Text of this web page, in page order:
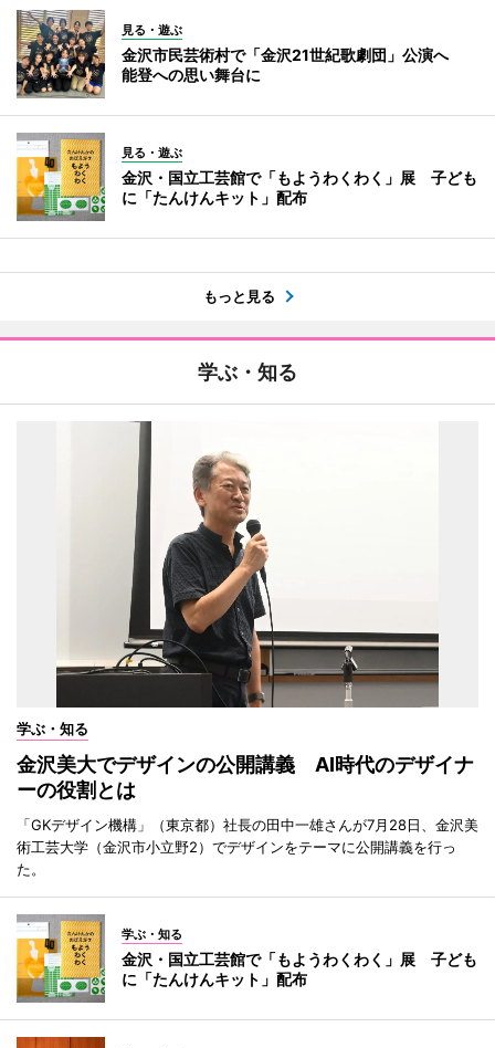
見る・遊ぶ
金沢市民芸術村で「金沢21世紀歌劇団」公演へ
能登への思い舞台に
見る・遊ぶ
金沢・国立工芸館で「もようわくわく」展 子ども
に「たんけんキット」配布
もっと見る
学ぶ・知る
学ぶ・知る
金沢美大でデザインの公開講義 AI時代のデザイナ
ーの役割とは
「GKデザイン機構」（東京都）社長の田中一雄さんが7月28日、金沢美
術工芸大学（金沢市小立野2）でデザインをテーマに公開講義を行っ
た。
学ぶ・知る
金沢・国立工芸館で「もようわくわく」展 子ども
に「たんけんキット」配布